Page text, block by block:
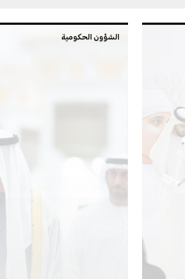
الشؤون الحكومية